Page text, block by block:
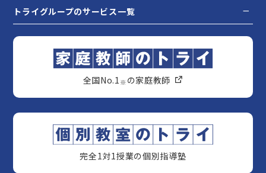
トライグループのサービス一覧
全国No.1 ※ の家庭教師
完全1対1授業の個別指導塾